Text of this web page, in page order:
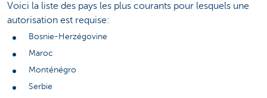
Voici la liste des pays les plus courants pour lesquels une
autorisation est requise:
Bosnie-Herzégovine
Maroc
Monténégro
Serbie